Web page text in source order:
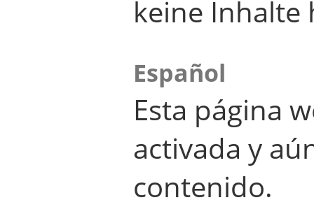
keine Inhalte
Español
Esta página
activada y
contenido.